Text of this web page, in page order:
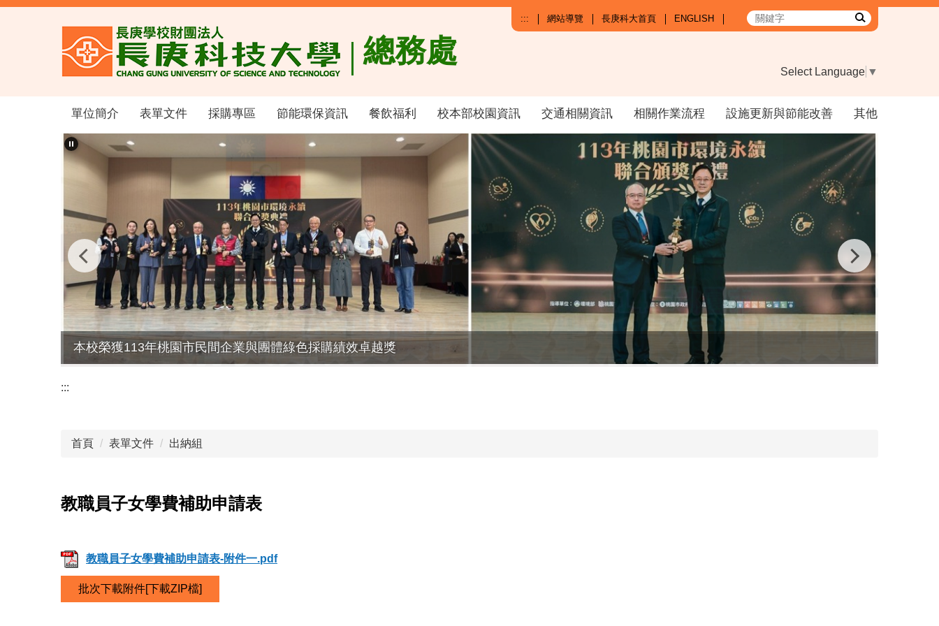
跳
總務處
::: 網站導覽 長庚科大首頁 ENGLISH
Select Language ▼
單位簡介 表單文件 採購專區 節能環保資訊 餐飲福利 校本部校園資訊 交通相關資訊 相關作業流程 設施更新與節能改善 其他
本校榮獲113年桃園市民間企業與團體綠色採購績效卓越獎
:::
首頁 表單文件 出納組
教職員子女學費補助申請表
教職員子女學費補助申請表-附件一.pdf
批次下載附件[下載ZIP檔]